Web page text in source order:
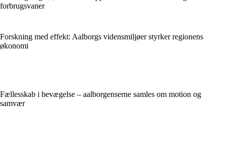
forbrugsvaner
Forskning med effekt: Aalborgs vidensmiljøer styrker regionens
økonomi
Fællesskab i bevægelse – aalborgenserne samles om motion og
samvær